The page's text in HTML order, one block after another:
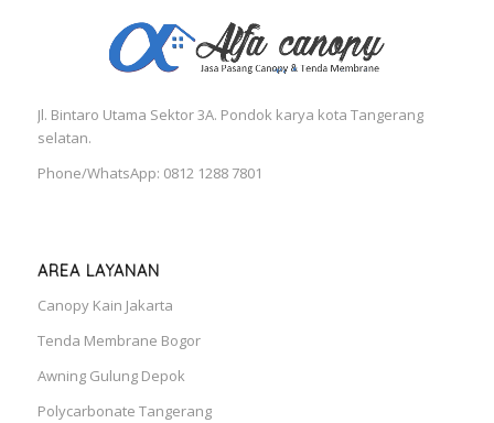
Jl. Bintaro Utama Sektor 3A. Pondok karya kota Tangerang
selatan.
Phone/WhatsApp: 0812 1288 7801
AREA LAYANAN
Canopy Kain Jakarta
Tenda Membrane Bogor
Awning Gulung Depok
Polycarbonate Tangerang